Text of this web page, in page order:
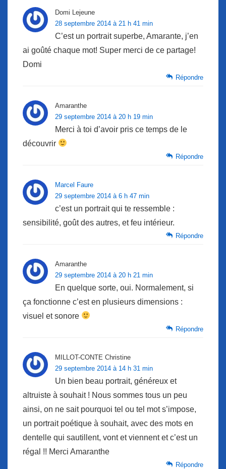
Domi Lejeune
28 septembre 2014 à 21 h 41 min
C’est un portrait superbe, Amarante, j’en
ai goûté chaque mot! Super merci de ce partage!
Domi
Répondre
Amaranthe
29 septembre 2014 à 20 h 19 min
Merci à toi d’avoir pris ce temps de le
découvrir
Répondre
Marcel Faure
29 septembre 2014 à 6 h 47 min
c’est un portrait qui te ressemble :
sensibilité, goût des autres, et feu intérieur.
Répondre
Amaranthe
29 septembre 2014 à 20 h 21 min
En quelque sorte, oui. Normalement, si
ça fonctionne c’est en plusieurs dimensions :
visuel et sonore
Répondre
MILLOT-CONTE Christine
29 septembre 2014 à 14 h 31 min
Un bien beau portrait, généreux et
altruiste à souhait ! Nous sommes tous un peu
ainsi, on ne sait pourquoi tel ou tel mot s’impose,
un portrait poétique à souhait, avec des mots en
dentelle qui sautillent, vont et viennent et c’est un
régal !! Merci Amaranthe
Répondre